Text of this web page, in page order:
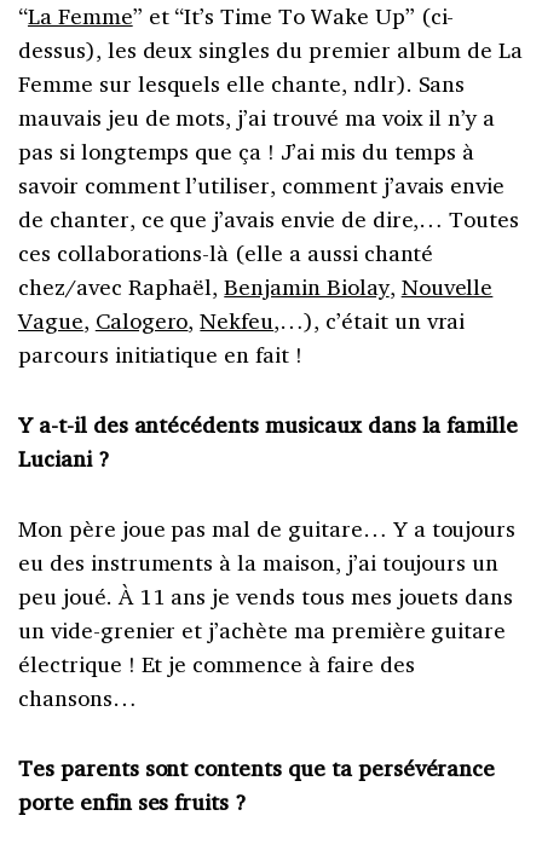
“La Femme” et “It’s Time To Wake Up” (ci-
dessus), les deux singles du premier album de La
Femme sur lesquels elle chante, ndlr). Sans
mauvais jeu de mots, j’ai trouvé ma voix il n’y a
pas si longtemps que ça ! J’ai mis du temps à
savoir comment l’utiliser, comment j’avais envie
de chanter, ce que j’avais envie de dire,… Toutes
ces collaborations-là (elle a aussi chanté
chez/avec Raphaël,Benjamin Biolay, Nouvelle
Vague, Calogero,Nekfeu,…), c’était un vrai
parcours initiatique en fait !
Y a-t-il des antécédents musicaux dans la famille
Luciani ?
Mon père joue pas mal de guitare… Y a toujours
eu des instruments à la maison, j’ai toujours un
peu joué. À 11 ans je vends tous mes jouets dans
un vide-grenier et j’achète ma première guitare
électrique ! Et je commence à faire des
chansons…
Tes parents sont contents que ta persévérance
porte enfin ses fruits ?